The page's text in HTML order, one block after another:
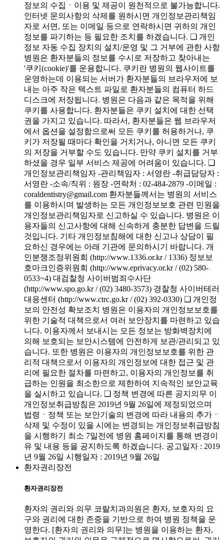
정보의 수집ㆍ이용 및 제공이 원천적으로 불가능합니다.
인터넷 문의사항의 삭제를 원하시면 개인정보관리책임
자로 서면, 또는 이메일 등으로 연락하시면 귀하의 개인
정보를 파기하는 등 필요한 조치를 하겠습니다. ❑ 개인
정보 자동 수집 장치의 설치/운영 및 그 거부에 관한 사항
병원은 환자분들의 정보를 수시로 저장하고 찾아내는
'쿠키(cookie)'를 운용합니다. 쿠키란 병원의 웹사이트를
운영하는데 이용되는 서버가 환자분들의 브라우저에 보
내는 아주 작은 텍스트 파일로 환자분들의 컴퓨터 하드
디스크에 저장됩니다. 병원은 다음과 같은 목적을 위해
쿠키를 사용합니다. 환자분들은 쿠키 설치에 대한 선택
권을 가지고 있습니다. 따라서, 환자분들은 웹 브라우저
에서 옵션을 설정함으로써 모든 쿠키를 허용하거나, 쿠
키가 저장될 때마다 확인을 거치거나, 아니면 모든 쿠키
의 저장을 거부할 수도 있습니다. 만약 쿠키 설치를 거부
하셨을 경우 일부 서비스 제공에 어려움이 있습니다. ❑
개인정보관리책임자 -관리책임자 : 서영란 -취급담당자 :
서영란 -소속/직위 : 원장 -연락처 : 02-484-2879 -이메일 :
coraldentistry@gmail.com 환자분들께서는 병원의 서비스
를 이용하시며 발생하는 모든 개인정보보호 관련 민원을
개인정보관리책임자로 신고하실 수 있습니다. 병원은 이
용자들의 신고사항에 대해 신속하게 충분한 답변을 드릴
것입니다. 기타 개인정보침해에 대한 신고나 상담이 필
요하신 경우에는 아래 기관에 문의하시기 바랍니다. 개
인분쟁조정위원회 (http://www.1336.or.kr / 1336) 정보보
호마크인증위원회 (http://www.eprivacy.or.kr / (02) 580-
0533~4) 대검찰청 사이버범죄수사단
(http://www.spo.go.kr / (02) 3480-3573) 경찰청 사이버테러
대응센터 (http://www.ctrc.go.kr / (02) 392-0330) ❑ 개인정
보의 안전성 확보조치 병원은 이용자의 개인정보보호를
위한 기술적 대책으로서 여러 보안장치를 마련하고 있습
니다. 이용자께서 보내시는 모든 정보는 방화벽장치에
의해 보호되는 보안시스템에 안전하게 보관/관리되고 있
습니다. 또한 병원은 이용자의 개인정보보호를 위한 관
리적 대책으로서 이용자의 개인정보에 대한 접근 및 관
리에 필요한 절차를 마련하고, 이용자의 개인정보를 취
급하는 인원을 최소한으로 제한하여 지속적인 보안교육
을 실시하고 있습니다. ❑ 정책 변경에 따른 공지의무 이
개인정보취급방침은 2019년 9월 26일에 제정되었으며
법령ㆍ정책 또는 보안기술의 변경에 따라 내용의 추가ㆍ
삭제 및 수정이 있을 시에는 변경되는 개인정보취급방침
을 시행하기 최소 7일전에 병원 홈페이지를 통해 변경이
유 및 내용 등을 공지하도록 하겠습니다. 공고일자 : 2019
년 9월 26일 시행일자 : 2019년 9월 26일
환자권리장전
환자권리장전
환자의 권리와 의무 코랄치과의원은 환자, 보호자의 요
구와 권리에 대한 존중을 기반으로 하여 병원 정책을 운
영한다. [환자의 권리와 의무]는 병원을 이용하는 환자,